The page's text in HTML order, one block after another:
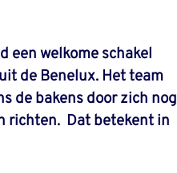
een welkome schakel
de Benelux. Het team
de bakens door zich nog
richten.  Dat betekent in